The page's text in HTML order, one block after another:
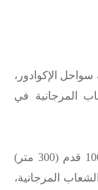
30 يوما قبالة سواحل الإكوادور،
المرجانية في
وتقع الشعاب المرجانية على عمق حوالي 1000 قدم (300 متر)
المرجانية،